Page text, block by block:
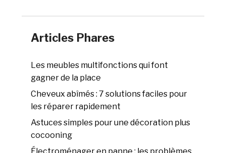
Articles Phares
Les meubles multifonctions qui font
gagner de la place
Cheveux abîmés : 7 solutions faciles pour
les réparer rapidement
Astuces simples pour une décoration plus
cocooning